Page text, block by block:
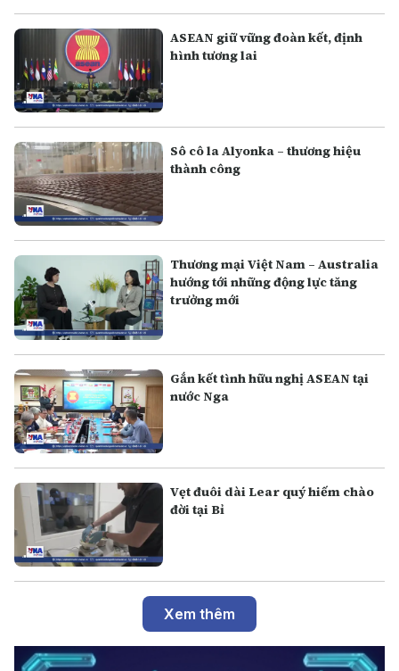
ASEAN giữ vững đoàn kết, định
hình tương lai
Sô cô la Alyonka – thương hiệu
thành công
Thương mại Việt Nam – Australia
hướng tới những động lực tăng
trưởng mới
Gắn kết tình hữu nghị ASEAN tại
nước Nga
Vẹt đuôi dài Lear quý hiếm chào
đời tại Bỉ
Xem thêm